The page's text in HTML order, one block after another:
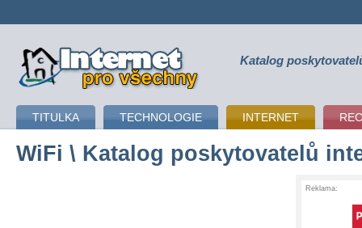
připojení k internetu Katalog
TITULKA TECHNOLOGIE INTERNET
WiFi \ Katalog poskytovatelů
Reklama: